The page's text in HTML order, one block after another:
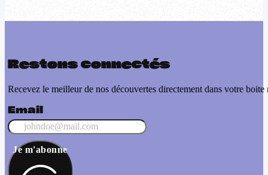
Restons connectés
Recevez le meilleur de nos découvertes directement dans votre boite
Email
Je m'abonne